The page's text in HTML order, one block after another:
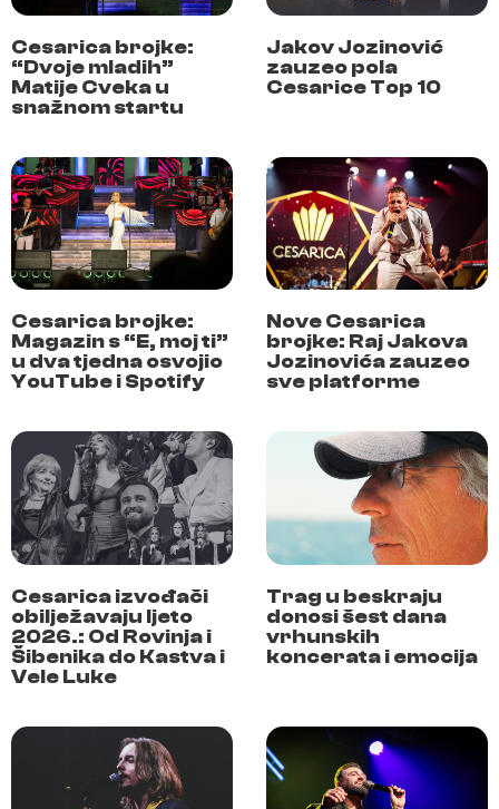
Cesarica brojke:
“Dvoje mladih”
Matije Cveka u
snažnom startu
Jakov Jozinović
zauzeo pola
Cesarice Top 10
Cesarica brojke:
Magazin s “E, moj ti”
u dva tjedna osvojio
YouTube i Spotify
Nove Cesarica
brojke: Raj Jakova
Jozinovića zauzeo
sve platforme
Cesarica izvođači
obilježavaju ljeto
2026.: Od Rovinja i
Šibenika do Kastva i
Vele Luke
Trag u beskraju
donosi šest dana
vrhunskih
koncerata i emocija